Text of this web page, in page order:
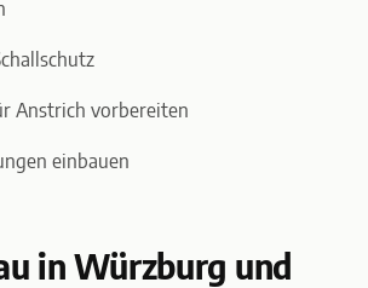
Anstrich vorbereiten
einbauen
in Würzburg und